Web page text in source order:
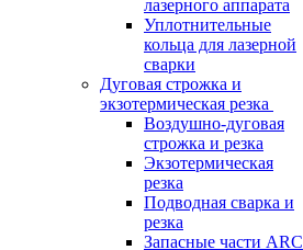
лазерного аппарата
Уплотнительные
кольца для лазерной
сварки
Дуговая строжка и
экзотермическая резка
Воздушно-дуговая
строжка и резка
Экзотермическая
резка
Подводная сварка и
резка
Запасные части ARC